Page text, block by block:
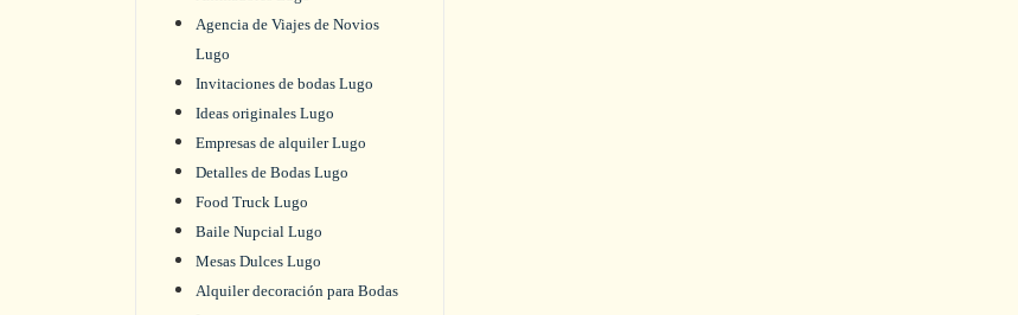
Agencia de Viajes de Novios
Lugo
Invitaciones de bodas Lugo
Ideas originales Lugo
Empresas de alquiler Lugo
Detalles de Bodas Lugo
Food Truck Lugo
Baile Nupcial Lugo
Mesas Dulces Lugo
Alquiler decoración para Bodas